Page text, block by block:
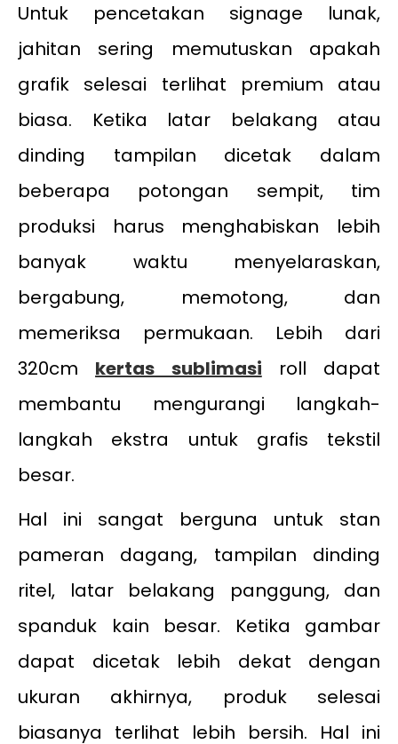
Untuk pencetakan signage lunak,
jahitan sering memutuskan apakah
grafik selesai terlihat premium atau
biasa. Ketika latar belakang atau
dinding tampilan dicetak dalam
beberapa potongan sempit, tim
produksi harus menghabiskan lebih
banyak waktu menyelaraskan,
bergabung, memotong, dan
memeriksa permukaan. Lebih dari
320cm kertas sublimasi roll dapat
membantu mengurangi langkah-
langkah ekstra untuk grafis tekstil
besar.
Hal ini sangat berguna untuk stan
pameran dagang, tampilan dinding
ritel, latar belakang panggung, dan
spanduk kain besar. Ketika gambar
dapat dicetak lebih dekat dengan
ukuran akhirnya, produk selesai
biasanya terlihat lebih bersih. Hal ini